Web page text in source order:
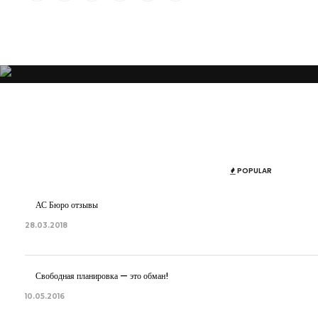
POPULAR
АС Бюро отзывы
28.03.2018
Свободная планировка — это обман!
10.05.2016